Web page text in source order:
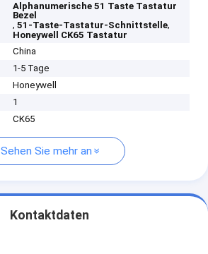
Alphanumerische 51 Taste Tastatur
Bezel
,51-Taste-Tastatur-Schnittstelle,
Honeywell CK65 Tastatur
China
1-5 Tage
Honeywell
1
CK65
Sehen Sie mehr an
Kontaktdaten